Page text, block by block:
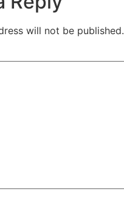
will not be published.